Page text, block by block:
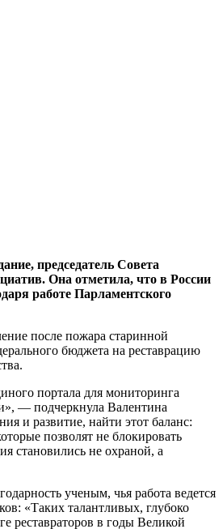
председатель Совета
Она отметила, что в России
работе Парламентского
после пожара старинной
бюджета на реставрацию
портала для мониторинга
— подчеркнула Валентина
и развитие, найти этот баланс:
позволят не блокировать
становились не охраной, а
ученым, чья работа ведется
«Таких талантливых, глубоко
реставраторов в годы Великой